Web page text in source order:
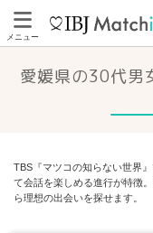
メニュー
愛媛県の30代男
TBS『マツコの知らない世界
て会話を楽しめる進行が特徴
ら理想の出会いを探せます。